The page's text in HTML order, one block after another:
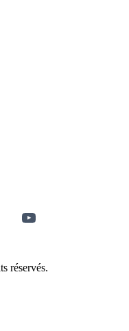
réservés.